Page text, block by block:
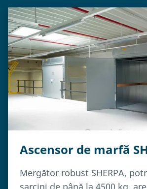
Ascensor de marfă
Mergător robust SHERPA,
sarcini de până la 4500 kg,